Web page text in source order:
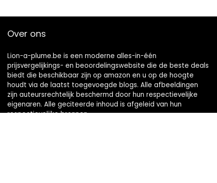
Over ons
Lion-a-plume.be is een moderne alles-in-één
prijsvergelijkings- en beoordelingswebsite die de beste deals
biedt die beschikbaar zijn op amazon en u op de hoogte
houdt via de laatst toegevoegde blogs. Alle afbeeldingen
zijn auteursrechtelijk beschermd door hun respectievelijke
eigenaren. Alle geciteerde inhoud is afgeleid van hun
respectievelijke bronnen.